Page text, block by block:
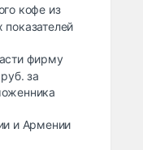
кофе из
фирму
за
и Армении